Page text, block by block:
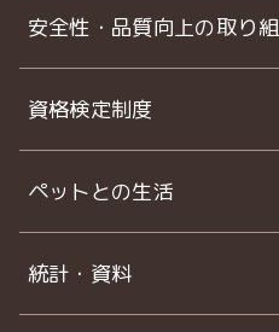
安全性・品質向上の取り
資格検定制度
ペットとの生活
統計・資料